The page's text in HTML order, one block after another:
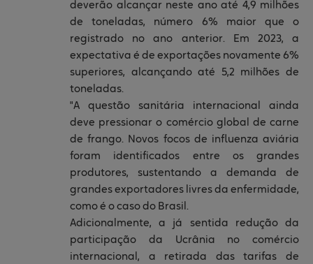
deverão alcançar neste ano até 4,9 milhões
de toneladas, número 6% maior que o
registrado no ano anterior. Em 2023, a
expectativa é de exportações novamente 6%
superiores, alcançando até 5,2 milhões de
toneladas.
"A questão sanitária internacional ainda
deve pressionar o comércio global de carne
de frango. Novos focos de influenza aviária
foram identificados entre os grandes
produtores, sustentando a demanda de
grandes exportadores livres da enfermidade,
como é o caso do Brasil.
Adicionalmente, a já sentida redução da
participação da Ucrânia no comércio
internacional, a retirada das tarifas de